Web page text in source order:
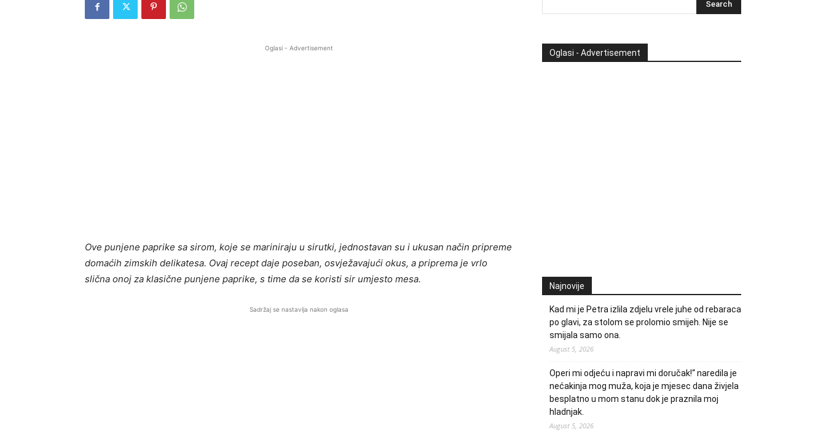
Oglasi - Advertisement
Ove punjene paprike sa sirom, koje se mariniraju u sirutki, jednostavan su i ukusan način pripreme
domaćih zimskih delikatesa. Ovaj recept daje poseban, osvježavajući okus, a priprema je vrlo
slična onoj za klasične punjene paprike, s time da se koristi sir umjesto mesa.
Sadržaj se nastavlja nakon oglasa
Oglasi - Advertisement
Najnovije
Kad mi je Petra izlila zdjelu vrele juhe od rebaraca
po glavi, za stolom se prolomio smijeh. Nije se
smijala samo ona.
August 5, 2026
Operi mi odjeću i napravi mi doručak!“ naredila je
nećakinja mog muža, koja je mjesec dana živjela
besplatno u mom stanu dok je praznila moj
hladnjak.
August 5, 2026